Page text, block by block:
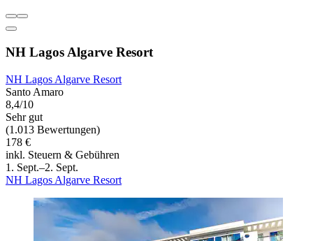
NH Lagos Algarve Resort
NH Lagos Algarve Resort
Santo Amaro
8,4/10
Sehr gut
(1.013 Bewertungen)
178 €
inkl. Steuern & Gebühren
1. Sept.–2. Sept.
NH Lagos Algarve Resort